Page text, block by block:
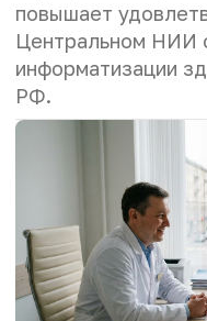
повышает
Центральном НИИ
информатизации
РФ.